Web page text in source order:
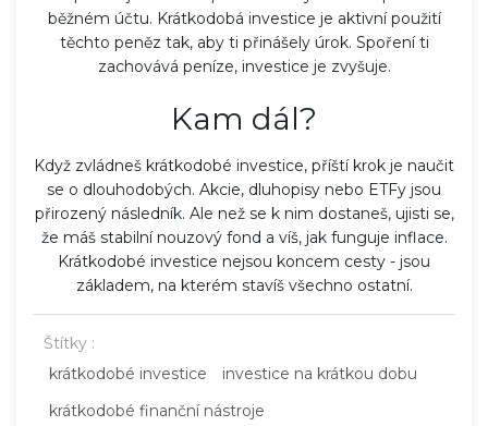
běžném účtu. Krátkodobá investice je aktivní použití
těchto peněz tak, aby ti přinášely úrok. Spoření ti
zachovává peníze, investice je zvyšuje.
Kam dál?
Když zvládneš krátkodobé investice, příští krok je naučit
se o dlouhodobých. Akcie, dluhopisy nebo ETFy jsou
přirozený následník. Ale než se k nim dostaneš, ujisti se,
že máš stabilní nouzový fond a víš, jak funguje inflace.
Krátkodobé investice nejsou koncem cesty - jsou
základem, na kterém stavíš všechno ostatní.
Štítky :
krátkodobé investice
investice na krátkou dobu
krátkodobé finanční nástroje